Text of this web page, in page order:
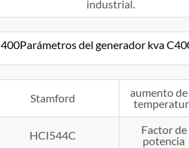
industrial.
400Parámetros del generador kva
Stamford
aumento de
HCI544C
Factor de
potencia